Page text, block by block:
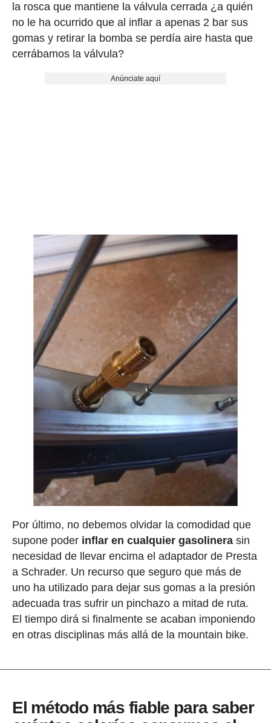
la rosca que mantiene la válvula cerrada ¿a quién
no le ha ocurrido que al inflar a apenas 2 bar sus
gomas y retirar la bomba se perdía aire hasta que
cerrábamos la válvula?
Anúnciate aquí
Por último, no debemos olvidar la comodidad que
supone poder inflar en cualquier gasolinerasin
necesidad de llevar encima el adaptador de Presta
a Schrader. Un recurso que seguro que más de
uno ha utilizado para dejar sus gomas a la presión
adecuada tras sufrir un pinchazo a mitad de ruta.
El tiempo dirá si finalmente se acaban imponiendo
en otras disciplinas más allá de la mountain bike.
El método más fiable para saber